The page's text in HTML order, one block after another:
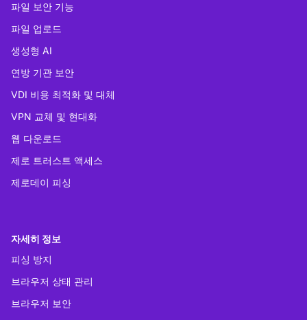
파일 보안 기능
파일 업로드
생성형 AI
연방 기관 보안
VDI 비용 최적화 및 대체
VPN 교체 및 현대화
웹 다운로드
제로 트러스트 액세스
제로데이 피싱
자세히 정보
피싱 방지
브라우저 상태 관리
브라우저 보안